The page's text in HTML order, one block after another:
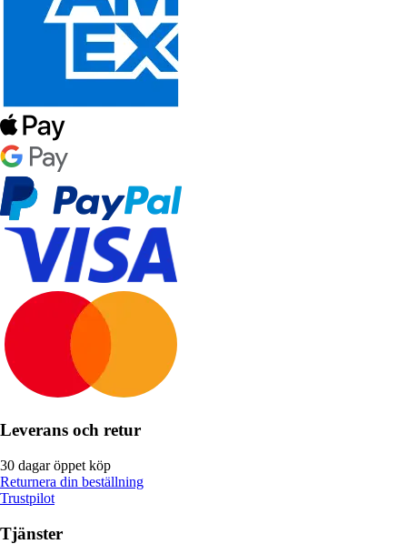
Leverans och retur
30 dagar öppet köp
Returnera din beställning
Trustpilot
Tjänster